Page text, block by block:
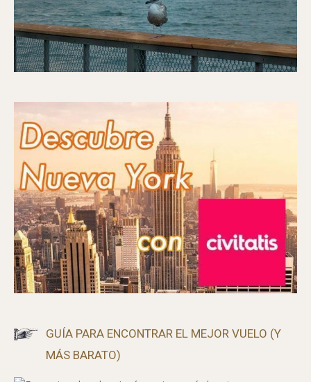
GUÍA PARA ENCONTRAR EL MEJOR VUELO (Y
MÁS BARATO)